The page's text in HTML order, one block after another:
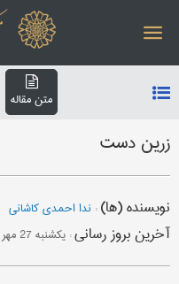
متن مقاله
زرین دست
نویسنده (ها): ندا احمدی کاشانی
آخرین بروز رسانی: یکشنبه 27 مهر 1404